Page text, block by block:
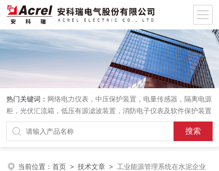
热门关键词： 网络电力仪表，中压保护装置，电量传感器，隔离电源
柜，光伏汇流箱，低压有源滤波装置，消防电子仪表及软件保护装置
当前位置：首页 >技术文章 > 工业能源管理系统在水泥企业